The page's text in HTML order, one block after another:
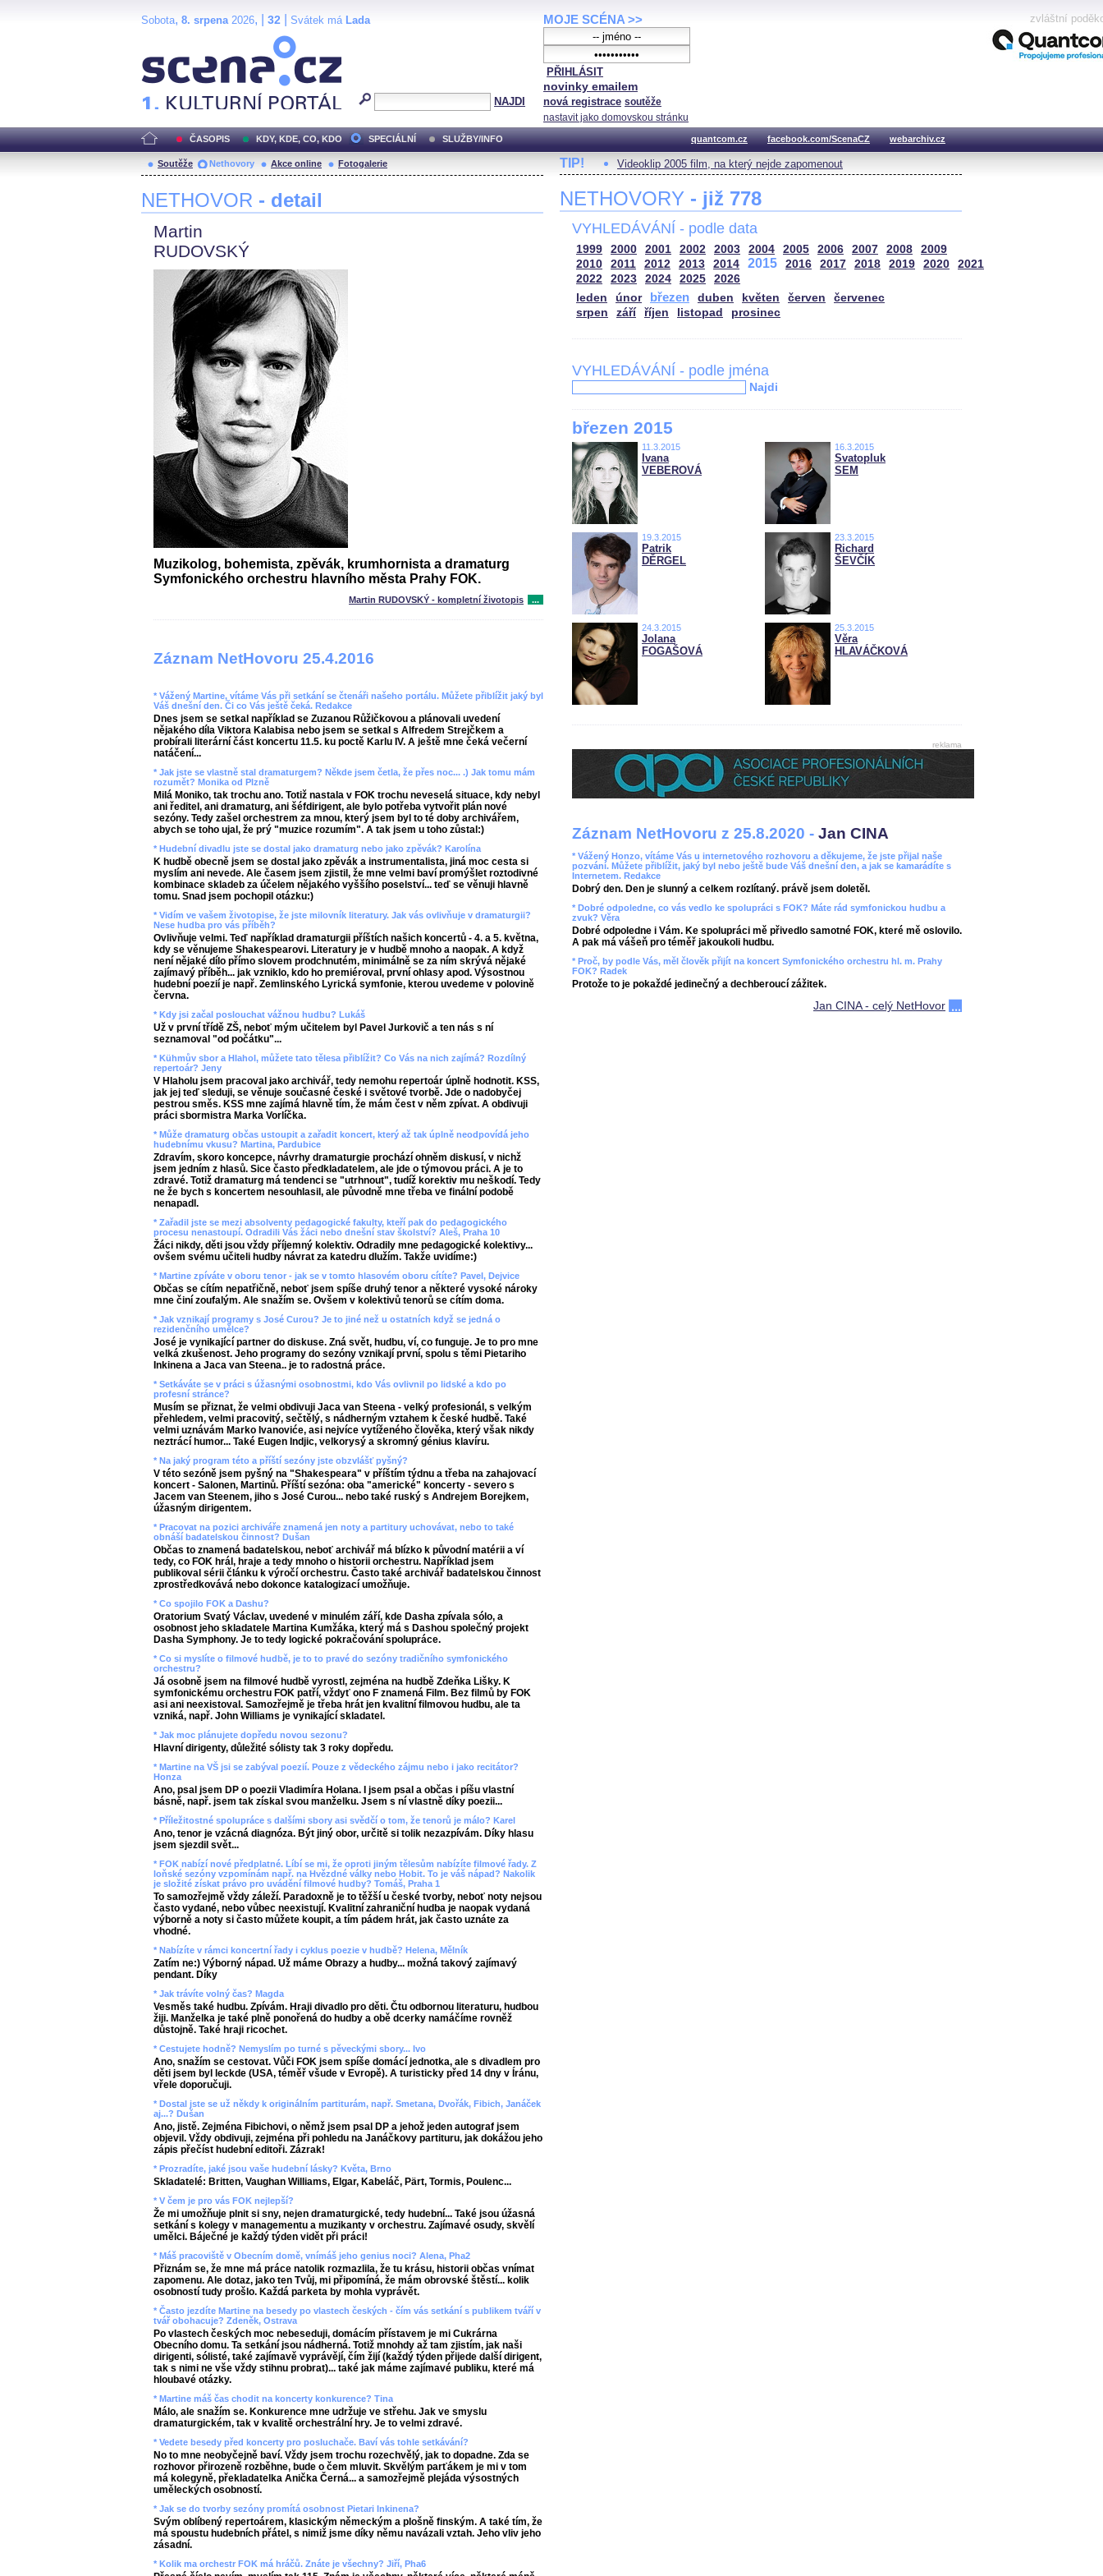
Sobota, 8. srpena2026, | 32 Svátek má Lada
NAJDI
MOJE SCÉNA >>
PŘIHLÁSIT
novinky emailem
nová registrace soutěže
nastavit jako domovskou stránku
zvláštní
ČASOPIS KDY, KDE, CO, KDO SPECIÁLNÍ SLUŽBY/INFO quantcom.cz facebook.com/ScenaCZ webarchiv.cz
Soutěže Nethovory Akce online Fotogalerie
NETHOVOR - detail
Martin
RUDOVSKÝ
Muzikolog, bohemista, zpěvák, krumhornista a dramaturg
Symfonického orchestru hlavního města Prahy FOK.
Martin RUDOVSKÝ - kompletní životopis ...
Záznam NetHovoru 25.4.2016
* Vážený Martine, vítáme Vás při setkání se čtenáři našeho portálu. Můžete přiblížit jaký byl
Váš dnešní den. Či co Vás ještě čeká. Redakce
Dnes jsem se setkal například se Zuzanou Růžičkovou a plánovali uvedení
nějakého díla Viktora Kalabisa nebo jsem se setkal s Alfredem Strejčkem a
probírali literární část koncertu 11.5. ku poctě Karlu IV. A ještě mne čeká večerní
natáčení...
* Jak jste se vlastně stal dramaturgem? Někde jsem četla, že přes noc... .) Jak tomu mám
rozumět? Monika od Plzně
Milá Moniko, tak trochu ano. Totiž nastala v FOK trochu neveselá situace, kdy nebyl
ani ředitel, ani dramaturg, ani šéfdirigent, ale bylo potřeba vytvořit plán nové
sezóny. Tedy zašel orchestrem za mnou, který jsem byl to té doby archivářem,
abych se toho ujal, že prý "muzice rozumím". A tak jsem u toho zůstal:)
* Hudební divadlu jste se dostal jako dramaturg nebo jako zpěvák? Karolína
K hudbě obecně jsem se dostal jako zpěvák a instrumentalista, jiná moc cesta si
myslím ani nevede. Ale časem jsem zjistil, že mne velmi baví promýšlet roztodivné
kombinace skladeb za účelem nějakého vyššího poselství... teď se věnuji hlavně
tomu. Snad jsem pochopil otázku:)
* Vidím ve vašem životopise, že jste milovník literatury. Jak vás ovlivňuje v dramaturgii?
Nese hudba pro vás příběh?
Ovlivňuje velmi. Teď například dramaturgii příštích našich koncertů - 4. a 5. května,
kdy se věnujeme Shakespearovi. Literatury je v hudbě mnoho a naopak. A když
není nějaké dílo přímo slovem prodchnutém, minimálně se za ním skrývá nějaké
zajímavý příběh... jak vzniklo, kdo ho premiéroval, první ohlasy apod. Výsostnou
hudební poezií je např. Zemlinského Lyrická symfonie, kterou uvedeme v polovině
června.
* Kdy jsi začal poslouchat vážnou hudbu? Lukáš
Už v první třídě ZŠ, neboť mým učitelem byl Pavel Jurkovič a ten nás s ní
seznamoval "od počátku"...
* Kühmův sbor a Hlahol, můžete tato tělesa přiblížit? Co Vás na nich zajímá? Rozdílný
repertoár? Jeny
V Hlaholu jsem pracoval jako archivář, tedy nemohu repertoár úplně hodnotit. KSS,
jak jej teď sleduji, se věnuje současné české i světové tvorbě. Jde o nadobyčej
pestrou směs. KSS mne zajímá hlavně tím, že mám čest v něm zpívat. A obdivuji
práci sbormistra Marka Vorlíčka.
* Může dramaturg občas ustoupit a zařadit koncert, který až tak úplně neodpovídá jeho
hudebnímu vkusu? Martina, Pardubice
Zdravím, skoro koncepce, návrhy dramaturgie prochází ohněm diskusí, v nichž
jsem jedním z hlasů. Sice často předkladatelem, ale jde o týmovou práci. A je to
zdravé. Totiž dramaturg má tendenci se "utrhnout", tudíž korektiv mu neškodí. Tedy
ne že bych s koncertem nesouhlasil, ale původně mne třeba ve finální podobě
nenapadl.
* Zařadil jste se mezi absolventy pedagogické fakulty, kteří pak do pedagogického
procesu nenastoupí. Odradili Vás žáci nebo dnešní stav školství? Aleš, Praha 10
Žáci nikdy, děti jsou vždy příjemný kolektiv. Odradily mne pedagogické kolektivy...
ovšem svému učiteli hudby návrat za katedru dlužím. Takže uvidíme:)
* Martine zpíváte v oboru tenor - jak se v tomto hlasovém oboru cítíte? Pavel, Dejvice
Občas se cítím nepatřičně, neboť jsem spíše druhý tenor a některé vysoké nároky
mne činí zoufalým. Ale snažím se. Ovšem v kolektivů tenorů se cítím doma.
* Jak vznikají programy s José Curou? Je to jiné než u ostatních když se jedná o
rezidenčního umělce?
José je vynikající partner do diskuse. Zná svět, hudbu, ví, co funguje. Je to pro mne
velká zkušenost. Jeho programy do sezóny vznikají první, spolu s těmi Pietariho
Inkinena a Jaca van Steena.. je to radostná práce.
* Setkáváte se v práci s úžasnými osobnostmi, kdo Vás ovlivnil po lidské a kdo po
profesní stránce?
Musím se přiznat, že velmi obdivuji Jaca van Steena - velký profesionál, s velkým
přehledem, velmi pracovitý, sečtělý, s nádherným vztahem k české hudbě. Také
velmi uznávám Marko Ivanoviće, asi nejvíce vytíženého člověka, který však nikdy
neztrácí humor... Také Eugen Indjic, velkorysý a skromný génius klavíru.
* Na jaký program této a příští sezóny jste obzvlášť pyšný?
V této sezóně jsem pyšný na "Shakespeara" v příštím týdnu a třeba na zahajovací
koncert - Salonen, Martinů. Příští sezóna: oba "americké" koncerty - severo s
Jacem van Steenem, jiho s José Curou... nebo také ruský s Andrejem Borejkem,
úžasným dirigentem.
* Pracovat na pozici archiváře znamená jen noty a partitury uchovávat, nebo to také
obnáší badatelskou činnost? Dušan
Občas to znamená badatelskou, neboť archivář má blízko k původní matérii a ví
tedy, co FOK hrál, hraje a tedy mnoho o historii orchestru. Například jsem
publikoval sérii článku k výročí orchestru. Často také archivář badatelskou činnost
zprostředkovává nebo dokonce katalogizací umožňuje.
* Co spojilo FOK a Dashu?
Oratorium Svatý Václav, uvedené v minulém září, kde Dasha zpívala sólo, a
osobnost jeho skladatele Martina Kumžáka, který má s Dashou společný projekt
Dasha Symphony. Je to tedy logické pokračování spolupráce.
* Co si myslíte o filmové hudbě, je to to pravé do sezóny tradičního symfonického
orchestru?
Já osobně jsem na filmové hudbě vyrostl, zejména na hudbě Zdeňka Lišky. K
symfonickému orchestru FOK patří, vždyť ono F znamená Film. Bez filmů by FOK
asi ani neexistoval. Samozřejmě je třeba hrát jen kvalitní filmovou hudbu, ale ta
vzniká, např. John Williams je vynikající skladatel.
* Jak moc plánujete dopředu novou sezonu?
Hlavní dirigenty, důležité sólisty tak 3 roky dopředu.
* Martine na VŠ jsi se zabýval poezií. Pouze z vědeckého zájmu nebo i jako recitátor?
Honza
Ano, psal jsem DP o poezii Vladimíra Holana. I jsem psal a občas i píšu vlastní
básně, např. jsem tak získal svou manželku. Jsem s ní vlastně díky poezii...
* Příležitostné spolupráce s dalšími sbory asi svědčí o tom, že tenorů je málo? Karel
Ano, tenor je vzácná diagnóza. Být jiný obor, určitě si tolik nezazpívám. Díky hlasu
jsem sjezdil svět...
* FOK nabízí nové předplatné. Líbí se mi, že oproti jiným tělesům nabízíte filmové řady. Z
loňské sezóny vzpomínám např. na Hvězdné války nebo Hobit. To je váš nápad? Nakolik
je složité získat právo pro uvádění filmové hudby? Tomáš, Praha 1
To samozřejmě vždy záleží. Paradoxně je to těžší u české tvorby, neboť noty nejsou
často vydané, nebo vůbec neexistují. Kvalitní zahraniční hudba je naopak vydaná
výborně a noty si často můžete koupit, a tím pádem hrát, jak často uznáte za
vhodné.
* Nabízíte v rámci koncertní řady i cyklus poezie v hudbě? Helena, Mělník
Zatím ne:) Výborný nápad. Už máme Obrazy a hudby... možná takový zajímavý
pendant. Díky
* Jak trávíte volný čas? Magda
Vesměs také hudbu. Zpívám. Hraji divadlo pro děti. Čtu odbornou literaturu, hudbou
žiji. Manželka je také plně ponořená do hudby a obě dcerky namáčíme rovněž
důstojně. Také hraji ricochet.
* Cestujete hodně? Nemyslím po turné s pěveckými sbory... Ivo
Ano, snažím se cestovat. Vůči FOK jsem spíše domácí jednotka, ale s divadlem pro
děti jsem byl leckde (USA, téměř všude v Evropě). A turisticky před 14 dny v Íránu,
vřele doporučuji.
* Dostal jste se už někdy k originálním partiturám, např. Smetana, Dvořák, Fibich, Janáček
aj...? Dušan
Ano, jistě. Zejména Fibichovi, o němž jsem psal DP a jehož jeden autograf jsem
objevil. Vždy obdivuji, zejména při pohledu na Janáčkovy partituru, jak dokážou jeho
zápis přečíst hudební editoři. Zázrak!
* Prozradíte, jaké jsou vaše hudební lásky? Květa, Brno
Skladatelé: Britten, Vaughan Williams, Elgar, Kabeláč, Pärt, Tormis, Poulenc...
* V čem je pro vás FOK nejlepší?
Že mi umožňuje plnit si sny, nejen dramaturgické, tedy hudební... Také jsou úžasná
setkání s kolegy v managementu a muzikanty v orchestru. Zajímavé osudy, skvělí
umělci. Báječné je každý týden vidět při práci!
* Máš pracoviště v Obecním domě, vnímáš jeho genius noci? Alena, Pha2
Přiznám se, že mne má práce natolik rozmazlila, že tu krásu, historii občas vnímat
zapomenu. Ale dotaz, jako ten Tvůj, mi připomíná, že mám obrovské štěstí... kolik
osobností tudy prošlo. Každá parketa by mohla vyprávět.
* Často jezdíte Martine na besedy po vlastech českých - čím vás setkání s publikem tváří v
tvář obohacuje? Zdeněk, Ostrava
Po vlastech českých moc nebeseduji, domácím přístavem je mi Cukrárna
Obecního domu. Ta setkání jsou nádherná. Totiž mnohdy až tam zjistím, jak naši
dirigenti, sólisté, také zajímavě vyprávějí, čím žijí (každý týden přijede další dirigent,
tak s nimi ne vše vždy stihnu probrat)... také jak máme zajímavé publiku, které má
hloubavé otázky.
* Martine máš čas chodit na koncerty konkurence? Tina
Málo, ale snažím se. Konkurence mne udržuje ve střehu. Jak ve smyslu
dramaturgickém, tak v kvalitě orchestrální hry. Je to velmi zdravé.
* Vedete besedy před koncerty pro posluchače. Baví vás tohle setkávání?
No to mne neobyčejně baví. Vždy jsem trochu rozechvělý, jak to dopadne. Zda se
rozhovor přirozeně rozběhne, bude o čem mluvit. Skvělým parťákem je mi v tom
má kolegyně, překladatelka Anička Černá... a samozřejmě plejáda výsostných
uměleckých osobností.
* Jak se do tvorby sezóny promítá osobnost Pietari Inkinena?
Svým oblíbený repertoárem, klasickým německým a plošně finským. A také tím, že
má spoustu hudebních přátel, s nimiž jsme díky němu navázali vztah. Jeho vliv jeho
zásadní.
* Kolik ma orchestr FOK má hráčů. Znáte je všechny? Jiří, Pha6
TIP! Videoklip 2005 film, na který nejde zapomenout
NETHOVORY - již 778
VYHLEDÁVÁNÍ - podle data
1999 2000 2001 2002 2003 2004 2005 2006 2007 2008
2009
2010
2011 2012 2013 2014 2015 2016 2017 2018 2019 2020
2021
2022
2023 2024 2025
2026
leden
únor březen duben květen červen
červenec
srpen
září říjen listopad prosinec
VYHLEDÁVÁNÍ - podle jména
Najdi
březen 2015
11.3.2015
Ivana
VEBEROVÁ
16.3.2015
Svatopluk
SEM
19.3.2015
Patrik
DĚRGEL
23.3.2015
Richard
ŠEVČÍK
24.3.2015
Jolana
FOGAŠOVÁ
25.3.2015
Věra
HLAVÁČKOVÁ
reklama
Záznam NetHovoru z 25.8.2020 - Jan CINA
* Vážený Honzo, vítáme Vás u internetového rozhovoru a děkujeme, že jste přijal naše
pozvání. Můžete přiblížit, jaký byl nebo ještě bude Váš dnešní den, a jak se kamarádíte s
Internetem. Redakce
Dobrý den. Den je slunný a celkem rozlítaný. právě jsem doletěl.
* Dobré odpoledne, co vás vedlo ke spolupráci s FOK? Máte rád symfonickou hudbu a
zvuk? Věra
Dobré odpoledne i Vám. Ke spolupráci mě přivedlo samotné FOK, které mě oslovilo.
A pak má vášeň pro téměř jakoukoli hudbu.
* Proč, by podle Vás, měl člověk přijít na koncert Symfonického orchestru hl. m. Prahy
FOK? Radek
Protože to je pokaždé jedinečný a dechberoucí zážitek.
Jan CINA - celý NetHovor